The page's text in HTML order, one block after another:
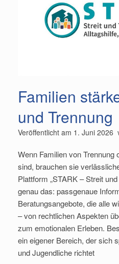
Familien
und Trennung
Veröffentlicht am 1. Juni 2026
Wenn Familien von Trennung
sind, brauchen sie
Plattform „STARK – Streit
genau das: passgenaue
Beratungsangebote, die alle
– von rechtlichen Aspekten
zum emotionalen Erleben.
ein eigener Bereich, der sich
und Jugendliche richtet